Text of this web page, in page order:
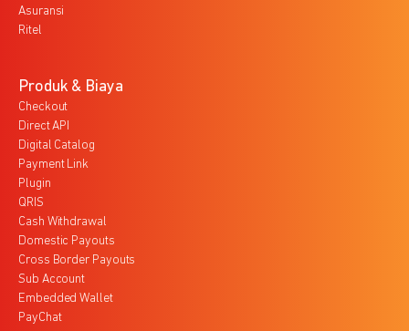
Asuransi
Ritel
Produk & Biaya
Checkout
Direct API
Digital Catalog
Payment Link
Plugin
QRIS
Cash Withdrawal
Domestic Payouts
Cross Border Payouts
Sub Account
Embedded Wallet
PayChat